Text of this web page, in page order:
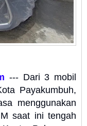
--- Dari 3 mobil
Payakumbuh,
menggunakan
saat ini tengah